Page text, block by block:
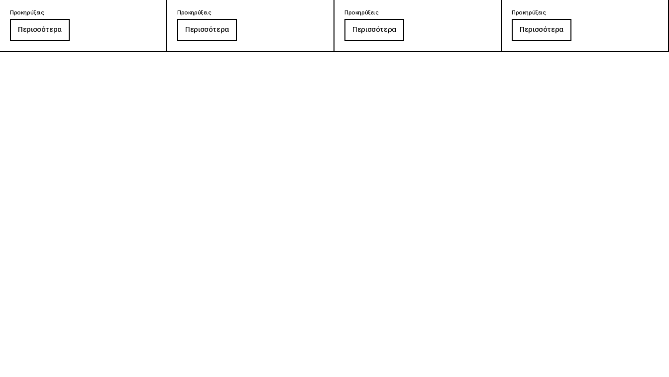
Προκηρύξεις
Περισσότερα
Προκηρύξεις
Περισσότερα
Προκηρύξεις
Περισσότερα
Προκηρύξεις
Περισσότερα